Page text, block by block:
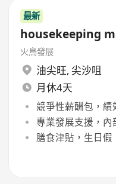
最新
housekeeping
火鳥發展
油尖旺, 尖沙咀
月休4天
競爭性薪酬包，
專業發展支援，內
膳食津貼，生日假